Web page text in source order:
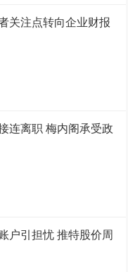
关注点转向企业财报
连离职 梅内阁承受政
户引担忧 推特股价周